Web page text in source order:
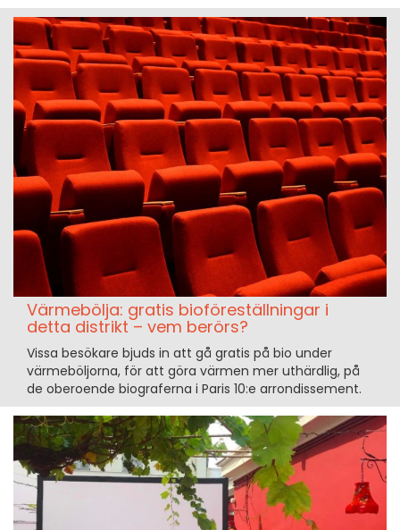
Värmebölja: gratis bioföreställningar i
detta distrikt – vem berörs?
Vissa besökare bjuds in att gå gratis på bio under
värmeböljorna, för att göra värmen mer uthärdlig, på
de oberoende biograferna i Paris 10:e arrondissement.